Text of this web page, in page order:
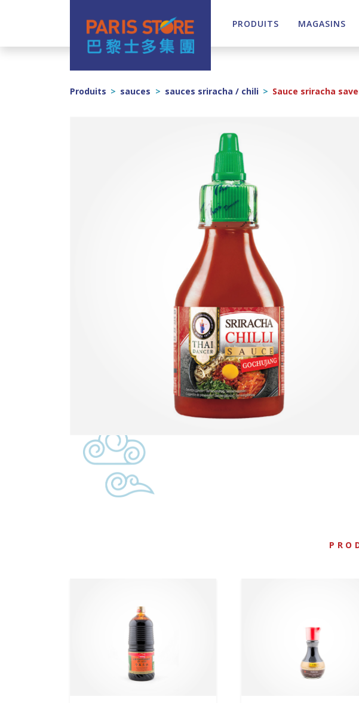
Navigation principale PRODUITS MAGASINS
Produits > sauces > sauces sriracha / chili > Sauce sriracha